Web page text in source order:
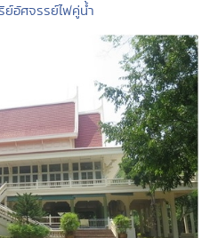
อัศจรรย์ไฟคู่น้ำ